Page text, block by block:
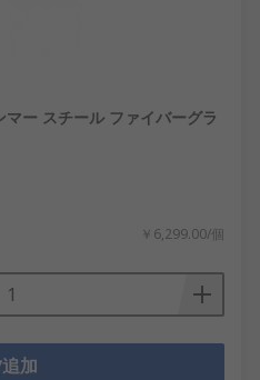
ー スチール ファイバーグラ
￥6,299.00/個
追加